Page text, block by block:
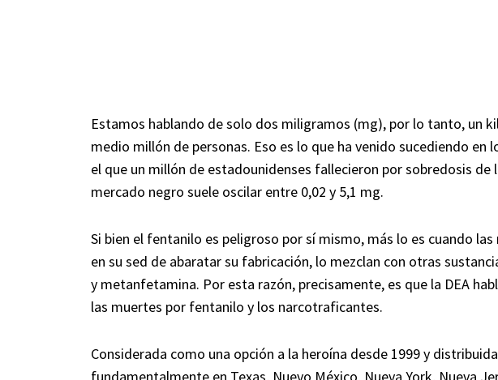
Estamos hablando de solo dos miligramos (mg), por lo tanto, un
medio millón de personas. Eso es lo que ha venido sucediendo en
el que un millón de estadounidenses fallecieron por sobredosis de
mercado negro suele oscilar entre 0,02 y 5,1 mg.
Si bien el fentanilo es peligroso por sí mismo, más lo es cuando
en su sed de abaratar su fabricación, lo mezclan con otras
y metanfetamina. Por esta razón, precisamente, es que la DEA
las muertes por fentanilo y los narcotraficantes.
Considerada como una opción a la heroína desde 1999 y